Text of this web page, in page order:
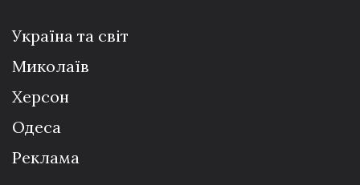
Україна та світ
Миколаїв
Херсон
Одеса
Реклама